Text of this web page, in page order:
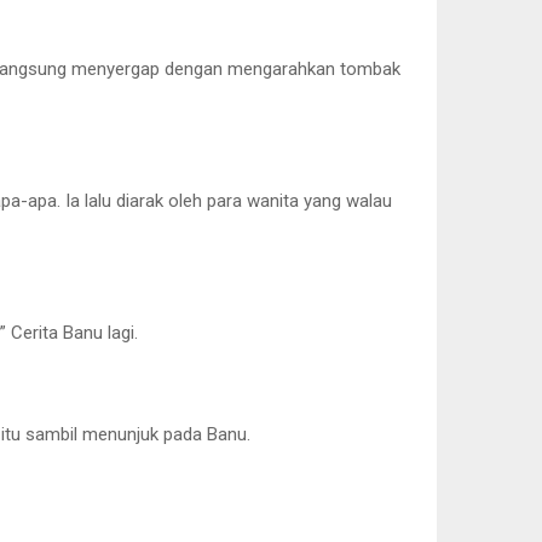
menyergap dengan mengarahkan tombak
apa. Ia lalu diarak oleh para wanita yang walau
Banu lagi.
sambil menunjuk pada Banu.